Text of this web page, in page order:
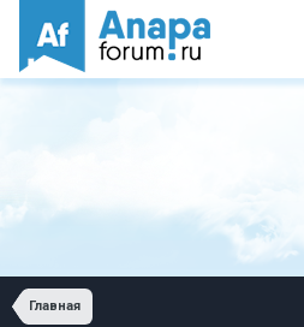
Главная